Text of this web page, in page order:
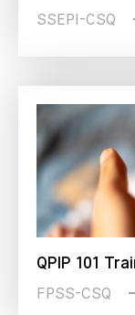
SSEPI-CSQ
QPIP 101
FPSS-CSQ